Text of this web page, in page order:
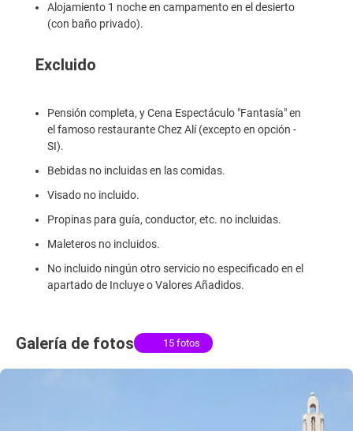
Alojamiento 1 noche en campamento en el desierto
(con baño privado).
Excluido
Pensión completa, y Cena Espectáculo "Fantasía" en
el famoso restaurante Chez Alí (excepto en opción -
SI).
Bebidas no incluidas en las comidas.
Visado no incluido.
Propinas para guía, conductor, etc. no incluidas.
Maleteros no incluidos.
No incluido ningún otro servicio no especificado en el
apartado de Incluye o Valores Añadidos.
Galería de fotos 15 fotos